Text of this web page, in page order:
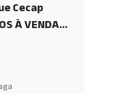
Cecap
À VENDA,